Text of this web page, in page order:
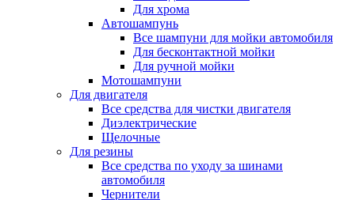
Для хрома
Автошампунь
Все шампуни для мойки автомобиля
Для бесконтактной мойки
Для ручной мойки
Мотошампуни
Для двигателя
Все средства для чистки двигателя
Диэлектрические
Щелочные
Для резины
Все средства по уходу за шинами
автомобиля
Чернители